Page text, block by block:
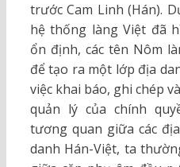
trước Cam Linh (Hán).
hệ thống làng Việt đã
ổn định, các tên Nôm
để tạo ra một lớp địa
việc khai báo, ghi chép
quản lý của chính
tương quan giữa các
danh Hán-Việt, ta